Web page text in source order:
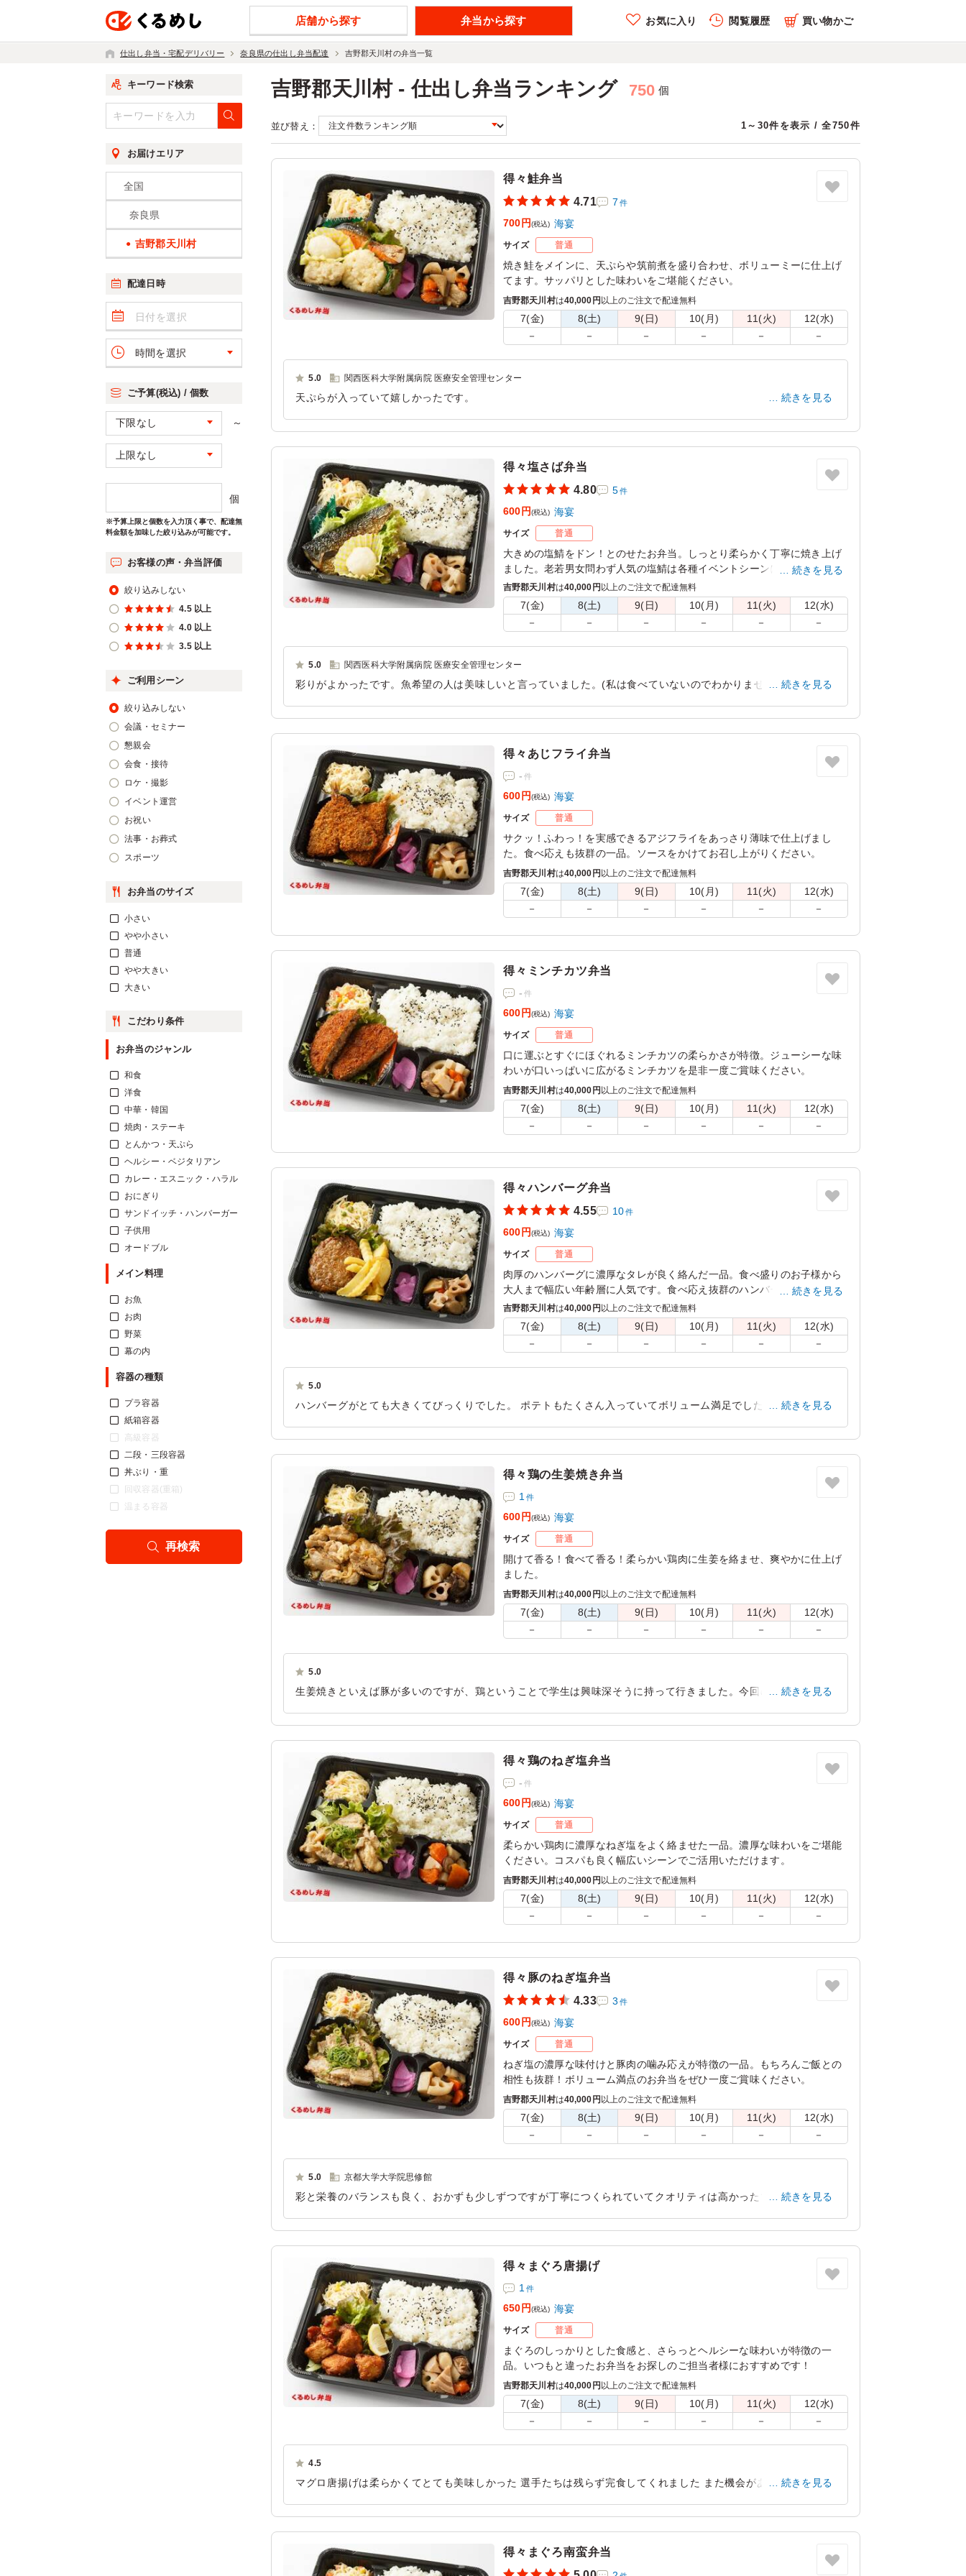
店舗から探す 弁当から探す お気に入り 閲覧履歴 買い物かご
仕出し弁当・宅配デリバリー 奈良県の仕出し弁当配達 吉野郡天川村の弁当一覧
吉野郡天川村 - 仕出し弁当ランキング 750 個
並び替え： 1～30件を表示 / 全750件
得々鮭弁当
4.71
7 件
700円(税込) 海宴
サイズ 普通
焼き鮭をメインに、天ぷらや筑前煮を盛り合わせ、ボリューミーに仕上げ
てます。サッパリとした味わいをご堪能ください。
吉野郡天川村は40,000円 以上のご注文で配達無料
7(金) 8(土) 9(日) 10(月) 11(火) 12(水)
－ － － － － －
5.0 関西医科大学附属病院 医療安全管理センター
天ぷらが入っていて嬉しかったです。
ご利用シーン：会議・セミナー›会議 大阪府枚方市新町2023/03/01
続きを見る
得々塩さば弁当
4.80
5件
600円(税込) 海宴
サイズ 普通
大きめの塩鯖をドン！とのせたお弁当。しっとり柔らかく丁寧に焼き上げ
ました。老若男女問わず人気の塩鯖は各種イベントシーンにご好評いただ
いています。
続きを見る
吉野郡天川村は40,000円 以上のご注文で配達無料
7(金) 8(土) 9(日) 10(月) 11(火) 12(水)
－ － － － － －
5.0 関西医科大学附属病院 医療安全管理センター
彩りがよかったです。魚希望の人は美味しいと言っていました。(私は食べていないのでわかりませんが) 仕入れの
続きを見る
得々あじフライ弁当
- 件
600円(税込) 海宴
サイズ 普通
サクッ！ふわっ！を実感できるアジフライをあっさり薄味で仕上げまし
た。食べ応えも抜群の一品。ソースをかけてお召し上がりください。
吉野郡天川村は40,000円 以上のご注文で配達無料
7(金) 8(土) 9(日) 10(月) 11(火) 12(水)
－ － － － － －
得々ミンチカツ弁当
- 件
600円(税込) 海宴
サイズ 普通
口に運ぶとすぐにほぐれるミンチカツの柔らかさが特徴。ジューシーな味
わいが口いっぱいに広がるミンチカツを是非一度ご賞味ください。
吉野郡天川村は40,000円 以上のご注文で配達無料
7(金) 8(土) 9(日) 10(月) 11(火) 12(水)
－ － － － － －
得々ハンバーグ弁当
4.55
10件
600円(税込) 海宴
サイズ 普通
肉厚のハンバーグに濃厚なタレが良く絡んだ一品。食べ盛りのお子様から
大人まで幅広い年齢層に人気です。食べ応え抜群のハンバーグをお求めや
すい価格でご提供！
続きを見る
吉野郡天川村は40,000円 以上のご注文で配達無料
7(金) 8(土) 9(日) 10(月) 11(火) 12(水)
－ － － － － －
5.0
ハンバーグがとても大きくてびっくりでした。 ポテトもたくさん入っていてボリューム満足でした。ご飯の量は
続きを見る
得々鶏の生姜焼き弁当
1 件
600円(税込) 海宴
サイズ 普通
開けて香る！食べて香る！柔らかい鶏肉に生姜を絡ませ、爽やかに仕上げ
ました。
吉野郡天川村は40,000円 以上のご注文で配達無料
7(金) 8(土) 9(日) 10(月) 11(火) 12(水)
－ － － － － －
5.0
生姜焼きといえば豚が多いのですが、鶏ということで学生は興味深そうに持って行きました。今回の5点のなかで
続きを見る
得々鶏のねぎ塩弁当
- 件
600円(税込) 海宴
サイズ 普通
柔らかい鶏肉に濃厚なねぎ塩をよく絡ませた一品。濃厚な味わいをご堪能
ください。コスパも良く幅広いシーンでご活用いただけます。
吉野郡天川村は40,000円 以上のご注文で配達無料
7(金) 8(土) 9(日) 10(月) 11(火) 12(水)
－ － － － － －
得々豚のねぎ塩弁当
4.33
3 件
600円(税込) 海宴
サイズ 普通
ねぎ塩の濃厚な味付けと豚肉の噛み応えが特徴の一品。もちろんご飯との
相性も抜群！ボリューム満点のお弁当をぜひ一度ご賞味ください。
吉野郡天川村は40,000円 以上のご注文で配達無料
7(金) 8(土) 9(日) 10(月) 11(火) 12(水)
－ － － － － －
5.0 京都大学大学院思修館
彩と栄養のバランスも良く、おかずも少しずつですが丁寧につくられていてクオリティは高かったです。若い女性
続きを見る
得々まぐろ唐揚げ
1 件
650円(税込) 海宴
サイズ 普通
まぐろのしっかりとした食感と、さらっとヘルシーな味わいが特徴の一
品。いつもと違ったお弁当をお探しのご担当者様におすすめです！
吉野郡天川村は40,000円 以上のご注文で配達無料
7(金) 8(土) 9(日) 10(月) 11(火) 12(水)
－ － － － － －
4.5
マグロ唐揚げは柔らかくてとても美味しかった 選手たちは残らず完食してくれました また機会があれば是非注文
続きを見る
得々まぐろ南蛮弁当
キーワード検索
お届けエリア
全国
奈良県
吉野郡天川村
配達日時
時間を選択
ご予算(税込) / 個数
～
個
※予算上限と個数を入力頂く事で、配達無
料金額を加味した絞り込みが可能です。
お客様の声・弁当評価
絞り込みしない
4.5 以上
4.0 以上
3.5 以上
ご利用シーン
絞り込みしない
会議・セミナー
懇親会
会食・接待
ロケ・撮影
イベント運営
お祝い
法事・お葬式
スポーツ
お弁当のサイズ
小さい
やや小さい
普通
やや大きい
大きい
こだわり条件
お弁当のジャンル
和食
洋食
中華・韓国
焼肉・ステーキ
とんかつ・天ぷら
ヘルシー・ベジタリアン
カレー・エスニック・ハラル
おにぎり
サンドイッチ・ハンバーガー
子供用
オードブル
メイン料理
お魚
お肉
野菜
幕の内
容器の種類
プラ容器
紙箱容器
高級容器
二段・三段容器
丼ぶり・重
回収容器(重箱)
温まる容器
再検索